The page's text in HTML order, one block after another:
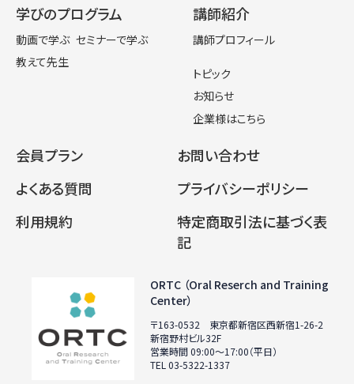
ORTC （Oral Reserch and Training
Center）
〒163-0532 東京都新宿区西新宿1-26-2
新宿野村ビル32F
営業時間 09:00〜17:00（平日）
TEL 03-5322-1337
学びのプログラム
動画で学ぶ セミナーで学ぶ
教えて先生
講師紹介
講師プロフィール
トピック
お知らせ
企業様はこちら
会員プラン
お問い合わせ
よくある質問
プライバシーポリシー
利用規約
特定商取引法に基づく表
記